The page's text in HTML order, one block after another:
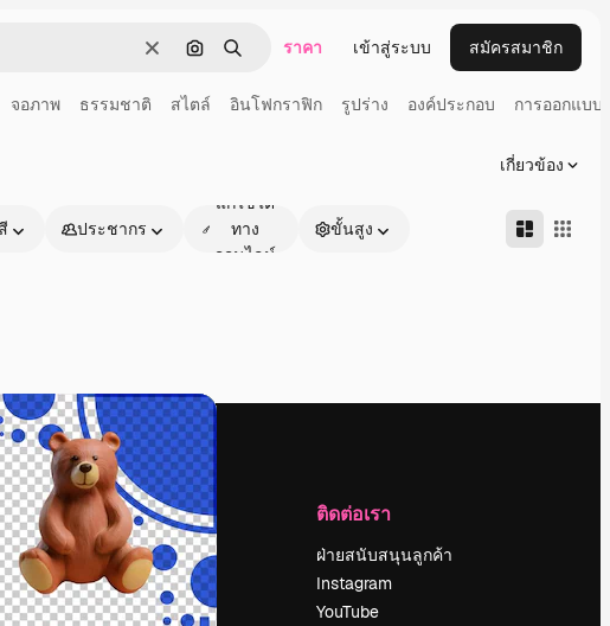
ชัดเจนค้นหาตามรูปภาพ
ค้นหา ราคา เข้าสู่ระบบ สมัครสมาชิก
จอภาพ ธรรมชาติ สไตล์ อินโฟกราฟิก รูปร่าง องค์ประกอบ การออกแบบ
เกี่ยวข้อง
สี ประชากร
แก้ไขได้
ทาง
ออนไลน์
ขั้นสูง
ช้งาน
สนุน
บริษัท
ราคา
เกี่ยวกับเรา
รีวิว
ติดต่อเรา
ฝ่ายสนับสนุนลูกค้า
Instagram
YouTube